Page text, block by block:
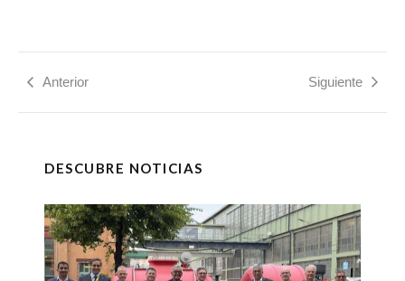
Anterior Siguiente
DESCUBRE NOTICIAS